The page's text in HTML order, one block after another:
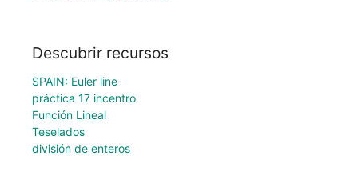
Descubrir recursos
SPAIN: Euler line
práctica 17 incentro
Función Lineal
Teselados
división de enteros